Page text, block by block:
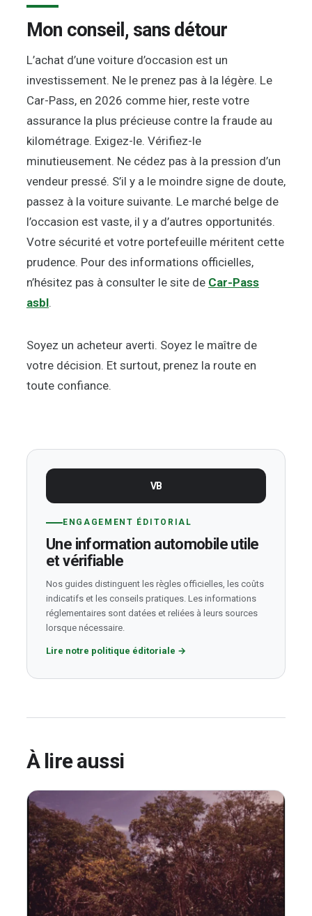
Mon conseil, sans détour
L’achat d’une voiture d’occasion est un
investissement. Ne le prenez pas à la légère. Le
Car-Pass, en 2026 comme hier, reste votre
assurance la plus précieuse contre la fraude au
kilométrage. Exigez-le. Vérifiez-le
minutieusement. Ne cédez pas à la pression d’un
vendeur pressé. S’il y a le moindre signe de doute,
passez à la voiture suivante. Le marché belge de
l’occasion est vaste, il y a d’autres opportunités.
Votre sécurité et votre portefeuille méritent cette
prudence. Pour des informations officielles,
n’hésitez pas à consulter le site de Car-Pass
asbl.
Soyez un acheteur averti. Soyez le maître de
votre décision. Et surtout, prenez la route en
toute confiance.
VB
ENGAGEMENT ÉDITORIAL
Une information automobile utile
et vérifiable
Nos guides distinguent les règles officielles, les coûts
indicatifs et les conseils pratiques. Les informations
réglementaires sont datées et reliées à leurs sources
lorsque nécessaire.
Lire notre politique éditoriale →
À lire aussi